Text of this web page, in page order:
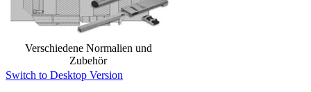
Verschiedene Normalien und
Zubehör
Switch to Desktop Version